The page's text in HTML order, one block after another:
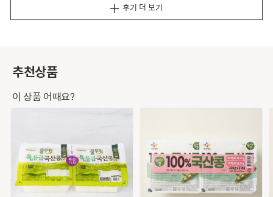
후기 더 보기
추천상품
이 상품 어때요?